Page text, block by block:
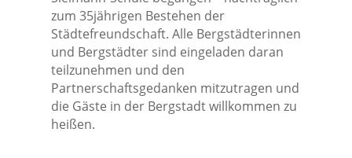
zum 35jährigen Bestehen der
Städtefreundschaft. Alle Bergstädterinnen
und Bergstädter sind eingeladen daran
teilzunehmen und den
Partnerschaftsgedanken mitzutragen und
die Gäste in der Bergstadt willkommen zu
heißen.